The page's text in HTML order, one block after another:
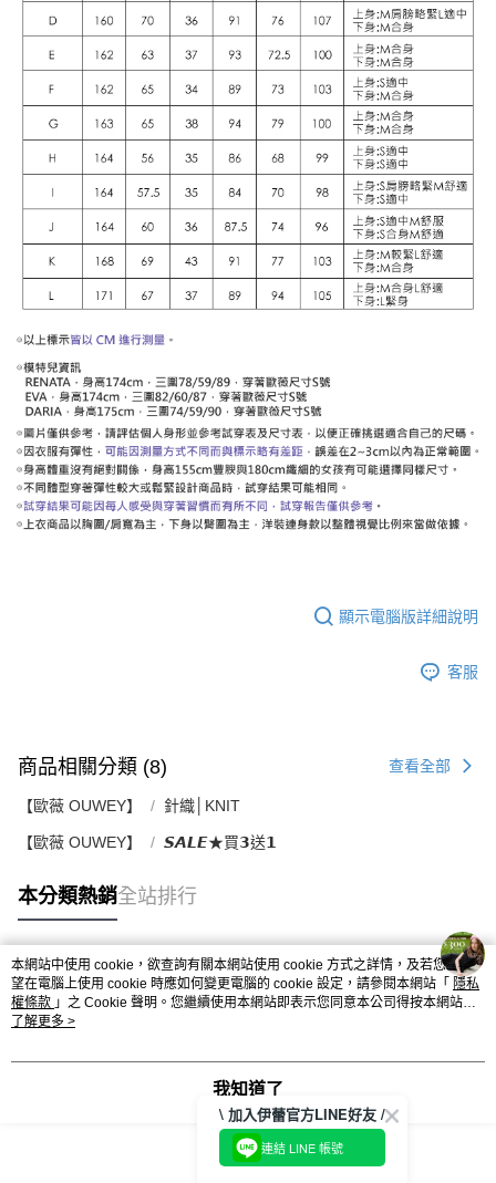
顯示電腦版詳細說明
客服
商品相關分類 (8) 查看全部
【歐薇 OUWEY】 針織│KNIT
【歐薇 OUWEY】 𝙎𝘼𝙇𝙀★買𝟯送𝟭
本分類熱銷全站排行
熱門標籤
本網站中使用 cookie，欲查詢有關本網站使用 cookie 方式之詳情，及若您不希
望在電腦上使用 cookie 時應如何變更電腦的 cookie 設定，請參閱本網站「 隱私
權條款 」之 Cookie 聲明。您繼續使用本網站即表示您同意本公司得按本網站使
用條款之 Cookie 聲明使用 cookie。
了解更多 >
我知道了
\ 加入伊蕾官方LINE好友 /
連結 LINE 帳號